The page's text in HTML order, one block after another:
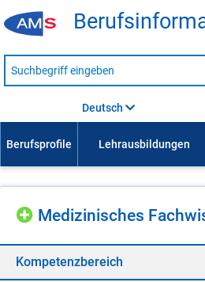
Suche
nach
Deutsch
Me­di­zi­ni­sches
Kom­pe­tenz­be­reich